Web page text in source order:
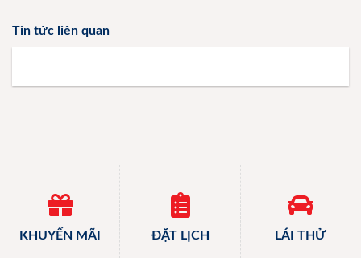
Tin tức liên quan
KHUYẾN MÃI ĐẶT LỊCH LÁI THỬ